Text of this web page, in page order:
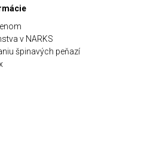
v NARKS
špinavých peňazí